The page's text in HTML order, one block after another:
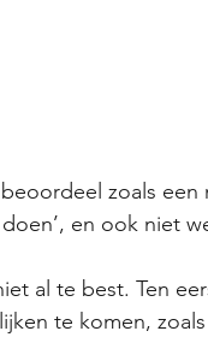
zoals
en ook niet
al te best. Ten
te komen,